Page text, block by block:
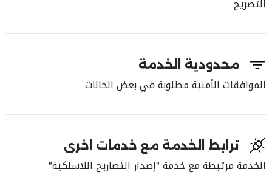
التصريح
محدودية الخدمة
الموافقات الأمنية مطلوبة في بعض الحالات
ترابط الخدمة مع خدمات اخرى
الخدمة مرتبطة مع خدمة "إصدار التصاريح اللاسلكية"